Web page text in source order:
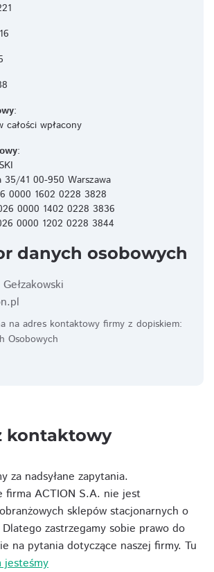
:
całości wpłacony
:
35/41 00-950 Warszawa
0000 1602 0228 3828
0000 1402 0228 3836
0000 1202 0228 3844
danych osobowych
na adres kontaktowy firmy z dopiskiem:
Osobowych
kontaktowy
za nadsyłane zapytania.
firma ACTION S.A. nie jest
sklepów stacjonarnych o
zastrzegamy sobie prawo do
na pytania dotyczące naszej firmy. Tu
jesteśmy